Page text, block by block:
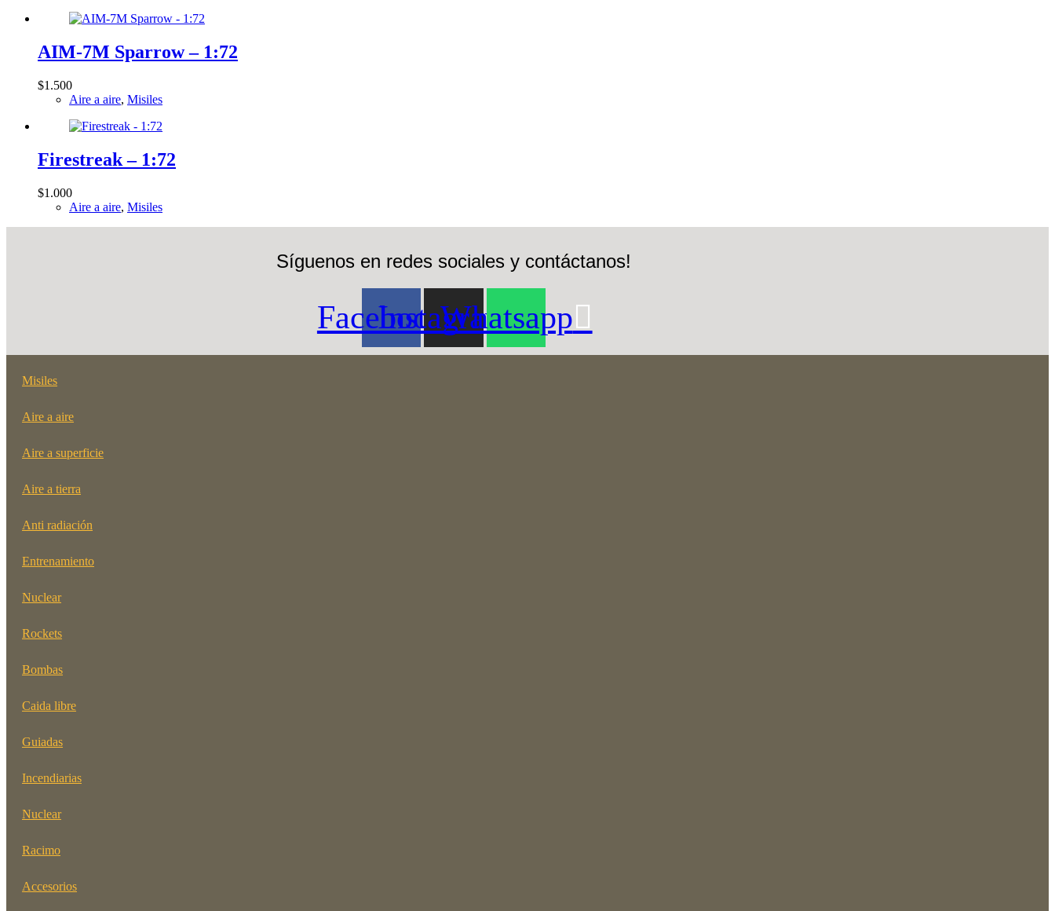
AIM-7M Sparrow – 1:72
$1.500
Aire a aire, Misiles
Firestreak – 1:72
$1.000
Aire a aire, Misiles
Síguenos en redes sociales y contáctanos!
Facebook
Instagram
Whatsapp
Misiles
Aire a aire
Aire a superficie
Aire a tierra
Anti radiación
Entrenamiento
Nuclear
Rockets
Bombas
Caida libre
Guiadas
Incendiarias
Nuclear
Racimo
Accesorios